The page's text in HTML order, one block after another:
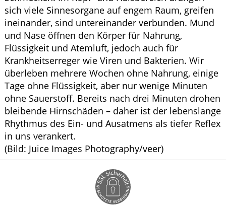
sich viele Sinnesorgane auf engem Raum, greifen
ineinander, sind untereinander verbunden. Mund
und Nase öffnen den Körper für Nahrung,
Flüssigkeit und Atemluft, jedoch auch für
Krankheitserreger wie Viren und Bakterien. Wir
überleben mehrere Wochen ohne Nahrung, einige
Tage ohne Flüssigkeit, aber nur wenige Minuten
ohne Sauerstoff. Bereits nach drei Minuten drohen
bleibende Hirnschäden – daher ist der lebenslange
Rhythmus des Ein- und Ausatmens als tiefer Reflex
in uns verankert.
(Bild: Juice Images Photography/veer)